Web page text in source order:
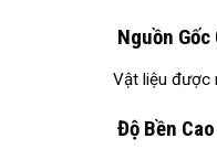
Nguồn
Vật liệu được
Độ Bền